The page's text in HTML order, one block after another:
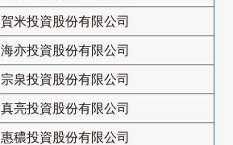
賀米投資股份有限公司
海亦投資股份有限公司
宗泉投資股份有限公司
真亮投資股份有限公司
惠穠投資股份有限公司